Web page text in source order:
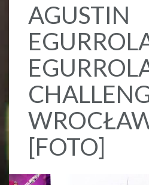
AGUSTIN
[FOTO]